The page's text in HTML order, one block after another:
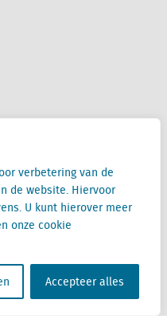
verbetering van de
de website. Hiervoor
U kunt hierover meer
onze cookie
Accepteer alles